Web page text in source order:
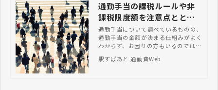
通勤手当の課税ルールや非
課税限度額を注意点ととも
に解説
通勤手当について調べているものの、
通勤手当の金額が決まる仕組みがよく
わからず、お困りの方もいるのではな
ルールと非課税限度額は異なるため、
駅すぱあと 通勤費Web